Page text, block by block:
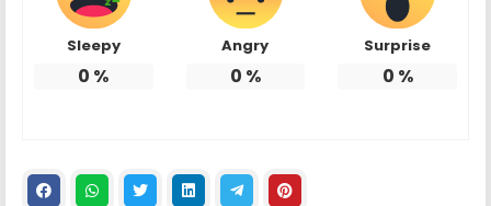
Sleepy
0 %
Angry
0 %
Surprise
0 %